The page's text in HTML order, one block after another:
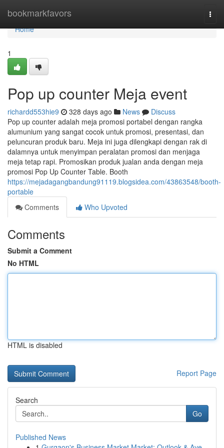
bookmarkfavors
Home
Home
1
Pop up counter Meja event
richardd553hie9 328 days ago News
Discuss
Pop up counter adalah meja promosi portabel dengan rangka
alumunium yang sangat cocok untuk promosi, presentasi, dan
peluncuran produk baru. Meja ini juga dilengkapi dengan rak di
dalamnya untuk menyimpan peralatan promosi dan menjaga
meja tetap rapi. Promosikan produk jualan anda dengan meja
promosi Pop Up Counter Table. Booth
https://mejadagangbandung91119.blogsidea.com/43863548/booth-
portable
Comments
Who Upvoted
Comments
Submit a Comment
No HTML
HTML is disabled
Report Page
Search
Go
Published News